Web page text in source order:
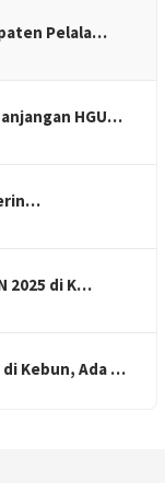
Pelala…
HGU…
2025 di K…
Kebun, Ada …